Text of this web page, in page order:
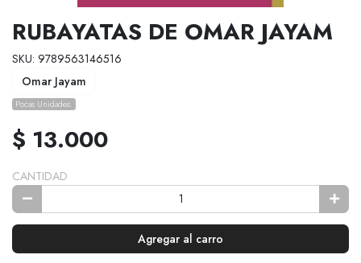
RUBAYATAS DE OMAR JAYAM
SKU: 9789563146516
Omar Jayam
Pocas Unidades.
$ 13.000
CANTIDAD
Agregar al carro